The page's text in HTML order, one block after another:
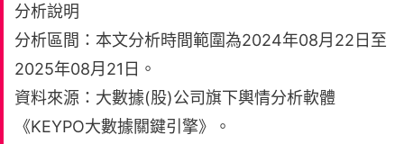
分析說明
分析區間：本文分析時間範圍為2024年08月22日至
2025年08月21日。
資料來源：大數據(股)公司旗下輿情分析軟體
《KEYPO大數據關鍵引擎》。